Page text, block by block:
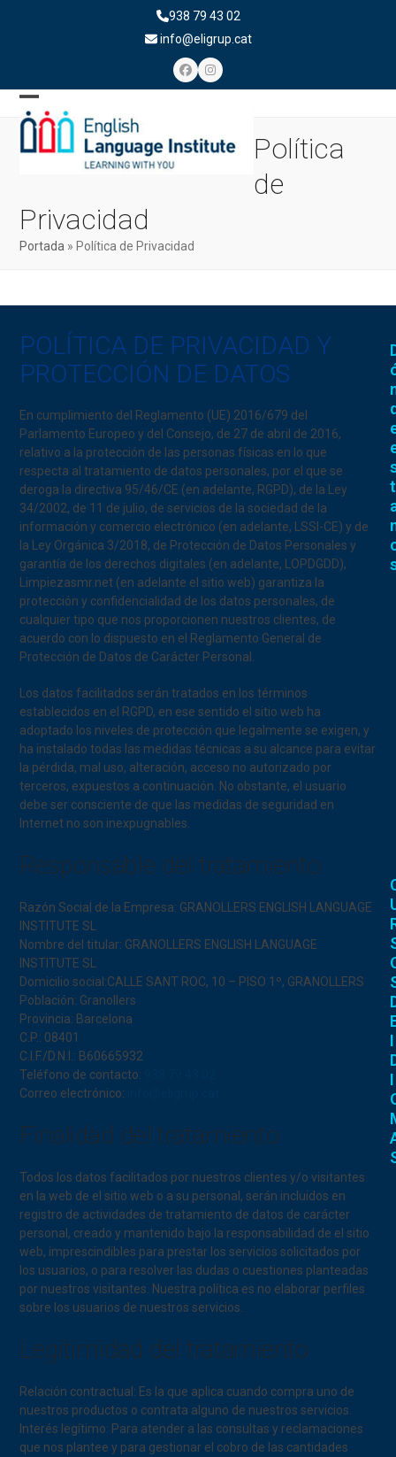
938 79 43 02
info@eligrup.cat
FacebookInstagram
Open
mobile
Close
mobile
Política
de
Privacidad
Portada » Política de Privacidad
POLÍTICA DE PRIVACIDAD Y
PROTECCIÓN DE DATOS
En cumplimiento del Reglamento (UE) 2016/679 del
Parlamento Europeo y del Consejo, de 27 de abril de 2016,
relativo a la protección de las personas físicas en lo que
respecta al tratamiento de datos personales, por el que se
deroga la directiva 95/46/CE (en adelante, RGPD), de la Ley
34/2002, de 11 de julio, de servicios de la sociedad de la
información y comercio electrónico (en adelante, LSSI-CE) y de
la Ley Orgánica 3/2018, de Protección de Datos Personales y
garantía de los derechos digitales (en adelante, LOPDGDD),
Limpiezasmr.net (en adelante el sitio web) garantiza la
protección y confidencialidad de los datos personales, de
cualquier tipo que nos proporcionen nuestros clientes, de
acuerdo con lo dispuesto en el Reglamento General de
Protección de Datos de Carácter Personal.
Los datos facilitados serán tratados en los términos
establecidos en el RGPD, en ese sentido el sitio web ha
adoptado los niveles de protección que legalmente se exigen, y
ha instalado todas las medidas técnicas a su alcance para evitar
la pérdida, mal uso, alteración, acceso no autorizado por
terceros, expuestos a continuación. No obstante, el usuario
debe ser consciente de que las medidas de seguridad en
Internet no son inexpugnables.
Responsable del tratamiento
Razón Social de la Empresa: GRANOLLERS ENGLISH LANGUAGE
INSTITUTE SL
Nombre del titular: GRANOLLERS ENGLISH LANGUAGE
INSTITUTE SL
Domicilio social:CALLE SANT ROC, 10 – PISO 1º, GRANOLLERS
Población: Granollers
Provincia: Barcelona
C.P.: 08401
C.I.F./D.N.I.: B60665932
Teléfono de contacto:
Correo electrónico:
Finalidad del tratamiento
Todos los datos facilitados por nuestros clientes y/o visitantes
en la web de el sitio web o a su personal, serán incluidos en
registro de actividades de tratamiento de datos de carácter
personal, creado y mantenido bajo la responsabilidad de el sitio
web, imprescindibles para prestar los servicios solicitados por
los usuarios, o para resolver las dudas o cuestiones planteadas
por nuestros visitantes. Nuestra política es no elaborar perfiles
sobre los usuarios de nuestros servicios.
Legitimidad del tratamiento
Relación contractual: Es la que aplica cuando compra uno de
nuestros productos o contrata alguno de nuestros servicios.
Interés legítimo: Para atender a las consultas y reclamaciones
que nos plantee y para gestionar el cobro de las cantidades
t
I
I